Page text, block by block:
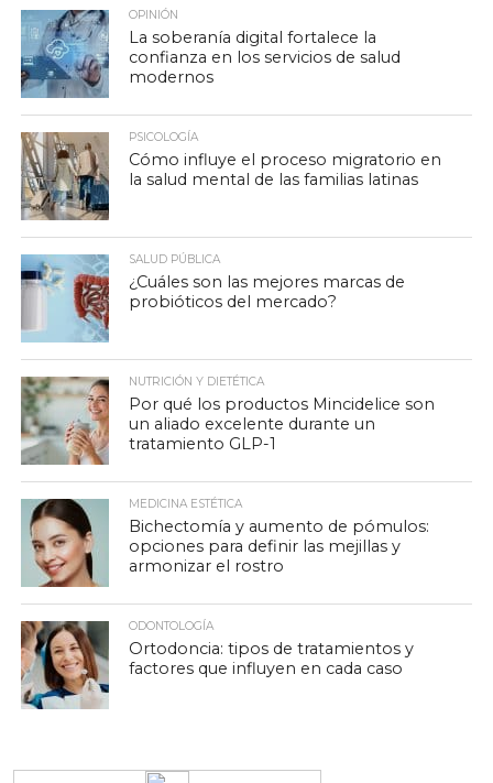
OPINIÓN
La soberanía digital fortalece la
confianza en los servicios de salud
modernos
PSICOLOGÍA
Cómo influye el proceso migratorio en
la salud mental de las familias latinas
SALUD PÚBLICA
¿Cuáles son las mejores marcas de
probióticos del mercado?
NUTRICIÓN Y DIETÉTICA
Por qué los productos Mincidelice son
un aliado excelente durante un
tratamiento GLP-1
MEDICINA ESTÉTICA
Bichectomía y aumento de pómulos:
opciones para definir las mejillas y
armonizar el rostro
ODONTOLOGÍA
Ortodoncia: tipos de tratamientos y
factores que influyen en cada caso